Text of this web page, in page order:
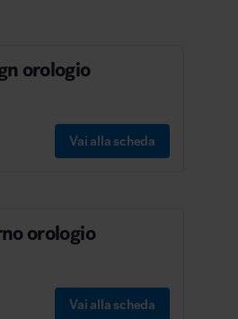
orologio
Vai alla scheda
orologio
Vai alla scheda